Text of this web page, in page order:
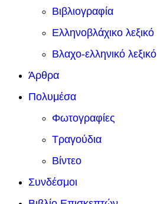
Βιβλιογραφία
Ελληνοβλάχικο λεξικό
Βλαχο-ελληνικό λεξικό
Άρθρα
Πολυμέσα
Φωτογραφίες
Τραγούδια
Βίντεο
Συνδέσμοι